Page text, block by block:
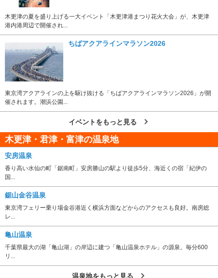
木更津の夏を盛り上げる一大イベント「木更津港まつり花火大会」が、木更津
港内港周辺で開催され...
ちばアクアラインマラソン2026
東京湾アクアラインの上を駆け抜ける「ちばアクアラインマラソン2026」が開
催されます。潮浜公園...
イベントをもっと見る
木更津・君津・富津の温泉地
安房温泉
香り高い水仙の町「鋸南町」安房勝山の駅より徒歩5分、海近くの宿「紀伊の
国...
鋸山金谷温泉
東京湾フェリー乗り場金谷港近く横浜方面などからのアクセスも良好。南房総
レ...
亀山温泉
千葉県最大の湖「亀山湖」の岸辺に建つ「亀山温泉ホテル」の源泉。毎分600
リ...
温泉地をもっと見る